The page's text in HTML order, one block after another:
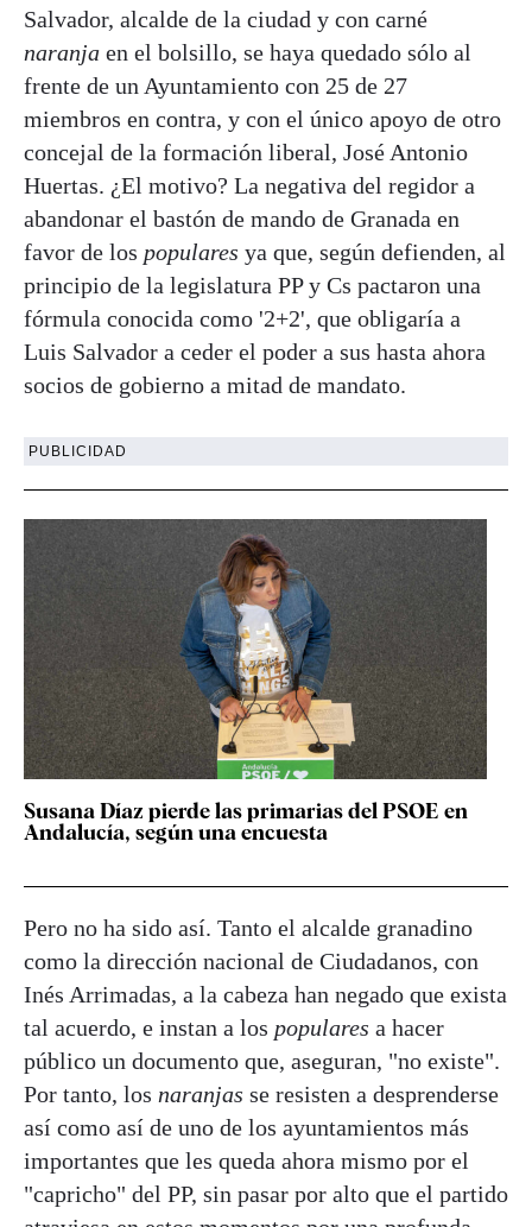
Salvador, alcalde de la ciudad y con carné
naranja en el bolsillo, se haya quedado sólo al
frente de un Ayuntamiento con 25 de 27
miembros en contra, y con el único apoyo de otro
concejal de la formación liberal, José Antonio
Huertas. ¿El motivo? La negativa del regidor a
abandonar el bastón de mando de Granada en
favor de los populares ya que, según defienden, al
principio de la legislatura PP y Cs pactaron una
fórmula conocida como '2+2', que obligaría a
Luis Salvador a ceder el poder a sus hasta ahora
socios de gobierno a mitad de mandato.
PUBLICIDAD
Susana Díaz pierde las primarias del PSOE en
Andalucía, según una encuesta
Pero no ha sido así. Tanto el alcalde granadino
como la dirección nacional de Ciudadanos, con
Inés Arrimadas, a la cabeza han negado que exista
tal acuerdo, e instan a los populares a hacer
público un documento que, aseguran, "no existe".
Por tanto, los naranjas se resisten a desprenderse
así como así de uno de los ayuntamientos más
importantes que les queda ahora mismo por el
"capricho" del PP, sin pasar por alto que el partido